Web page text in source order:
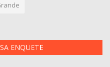
ENQUETE